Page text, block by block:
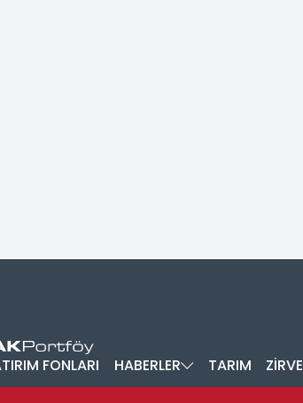
FONLARI HABERLER TARIM ZİRVE